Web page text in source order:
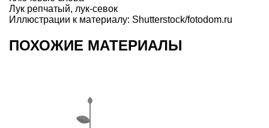
Лук репчатый, лук-севок
Иллюстрации к материалу: Shutterstock/fotodom.ru
ПОХОЖИЕ МАТЕРИАЛЫ